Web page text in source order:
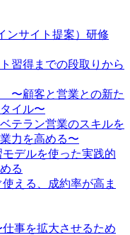
ンサイト提案）研修
習得までの段取りから
〜顧客と営業との新た
イル〜
テラン営業のスキルを
力を高める〜
デルを使った実践的
る
える、成約率が高ま
事を拡大させるため